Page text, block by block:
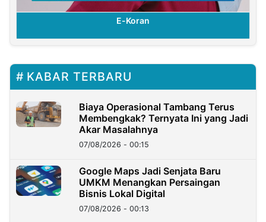
E-Koran
KABAR TERBARU
Biaya Operasional Tambang Terus
Membengkak? Ternyata Ini yang Jadi
Akar Masalahnya
07/08/2026 - 00:15
Google Maps Jadi Senjata Baru
UMKM Menangkan Persaingan
Bisnis Lokal Digital
07/08/2026 - 00:13